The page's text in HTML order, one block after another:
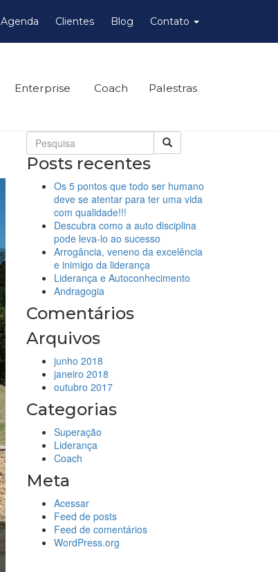
Agenda Clientes Blog Contato
Enterprise Coach Palestras
Posts recentes
Os 5 pontos que todo ser humano
deve se atentar para ter uma vida
com qualidade!!!
Descubra como a auto disciplina
pode leva-lo ao sucesso
Arrogância, veneno da excelência
e inimigo da liderança
Liderança e Autoconhecimento
Andragogia
Comentários
Arquivos
junho 2018
janeiro 2018
outubro 2017
Categorias
Superação
Liderança
Coach
Meta
Acessar
Feed de posts
Feed de comentários
WordPress.org